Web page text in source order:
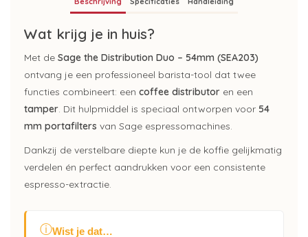
Wat krijg je in huis?
Met de Sage the Distribution Duo – 54mm (SEA203)
ontvang je een professioneel barista-tool dat twee
functies combineert: een coffee distributor en een
tamper. Dit hulpmiddel is speciaal ontworpen voor 54
mm portafilters van Sage espressomachines.
Dankzij de verstelbare diepte kun je de koffie gelijkmatig
verdelen én perfect aandrukken voor een consistente
espresso-extractie.
ⓘWist je dat…